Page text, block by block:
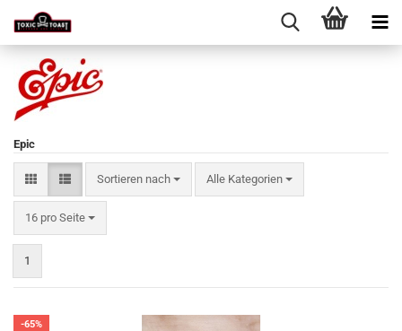
Epic
Sortieren nach
Sortieren nach Alle Kategorien
16 pro Seite
pro Seite
1
-65%